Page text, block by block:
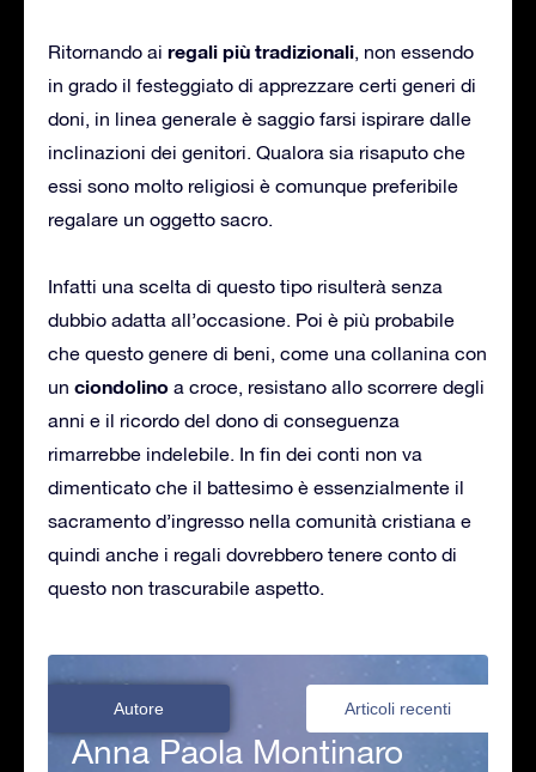
Ritornando ai regali più tradizionali, non essendo
in grado il festeggiato di apprezzare certi generi di
doni, in linea generale è saggio farsi ispirare dalle
inclinazioni dei genitori. Qualora sia risaputo che
essi sono molto religiosi è comunque preferibile
regalare un oggetto sacro.
Infatti una scelta di questo tipo risulterà senza
dubbio adatta all’occasione. Poi è più probabile
che questo genere di beni, come una collanina con
un ciondolino a croce, resistano allo scorrere degli
anni e il ricordo del dono di conseguenza
rimarrebbe indelebile. In fin dei conti non va
dimenticato che il battesimo è essenzialmente il
sacramento d’ingresso nella comunità cristiana e
quindi anche i regali dovrebbero tenere conto di
questo non trascurabile aspetto.
Autore Articoli recenti
Anna Paola Montinaro